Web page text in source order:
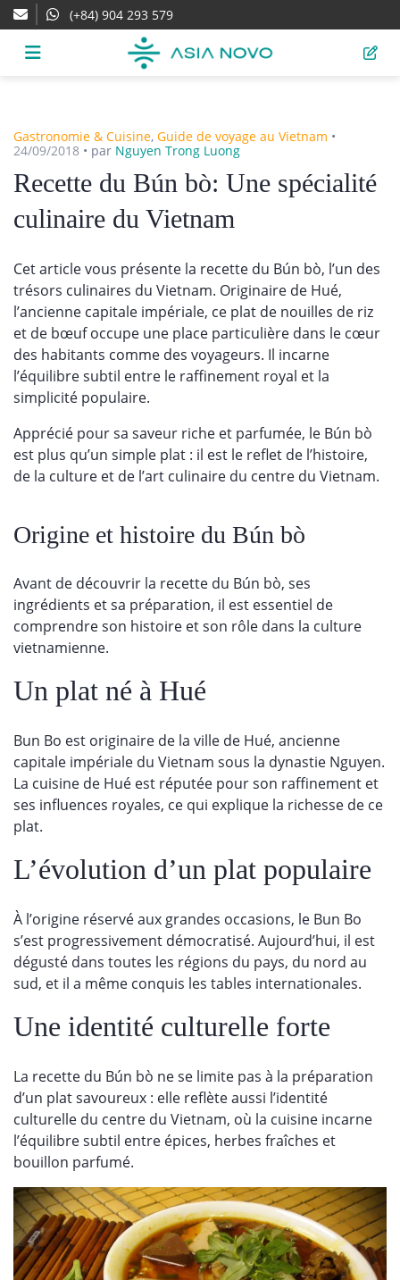
(+84) 904 293 579
Gastronomie & Cuisine, Guide de voyage au Vietnam •
24/09/2018 • par Nguyen Trong Luong
Recette du Bún bò: Une spécialité
culinaire du Vietnam
Cet article vous présente la recette du Bún bò, l’un des
trésors culinaires du Vietnam. Originaire de Hué,
l’ancienne capitale impériale, ce plat de nouilles de riz
et de bœuf occupe une place particulière dans le cœur
des habitants comme des voyageurs. Il incarne
l’équilibre subtil entre le raffinement royal et la
simplicité populaire.
Apprécié pour sa saveur riche et parfumée, le Bún bò
est plus qu’un simple plat : il est le reflet de l’histoire,
de la culture et de l’art culinaire du centre du Vietnam.
Origine et histoire du Bún bò
Avant de découvrir la recette du Bún bò, ses
ingrédients et sa préparation, il est essentiel de
comprendre son histoire et son rôle dans la culture
vietnamienne.
Un plat né à Hué
Bun Bo est originaire de la ville de Hué, ancienne
capitale impériale du Vietnam sous la dynastie Nguyen.
La cuisine de Hué est réputée pour son raffinement et
ses influences royales, ce qui explique la richesse de ce
plat.
L’évolution d’un plat populaire
À l’origine réservé aux grandes occasions, le Bun Bo
s’est progressivement démocratisé. Aujourd’hui, il est
dégusté dans toutes les régions du pays, du nord au
sud, et il a même conquis les tables internationales.
Une identité culturelle forte
La recette du Bún bò ne se limite pas à la préparation
d’un plat savoureux : elle reflète aussi l’identité
culturelle du centre du Vietnam, où la cuisine incarne
l’équilibre subtil entre épices, herbes fraîches et
bouillon parfumé.